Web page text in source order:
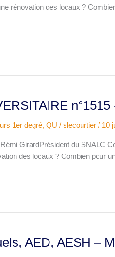
rénovation des locaux ?
n°1515
1er degré, QU / slecourtier / 10
GirardPrésident du SNALC
des locaux ? Combien pour
AED, AESH –